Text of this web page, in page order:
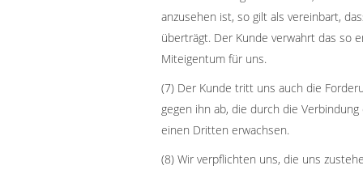
anzusehen ist, so gilt als vereinbart,
überträgt. Der Kunde verwahrt das so
Miteigentum für uns.
(7) Der Kunde tritt uns auch die
gegen ihn ab, die durch die
einen Dritten erwachsen.
(8) Wir verpflichten uns, die uns